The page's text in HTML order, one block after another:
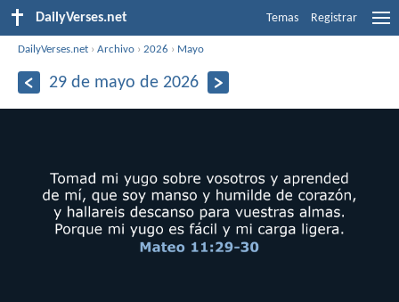
DailyVerses.net Temas Registrar
DailyVerses.net ›Archivo ›2026 › Mayo
29 de mayo de 2026